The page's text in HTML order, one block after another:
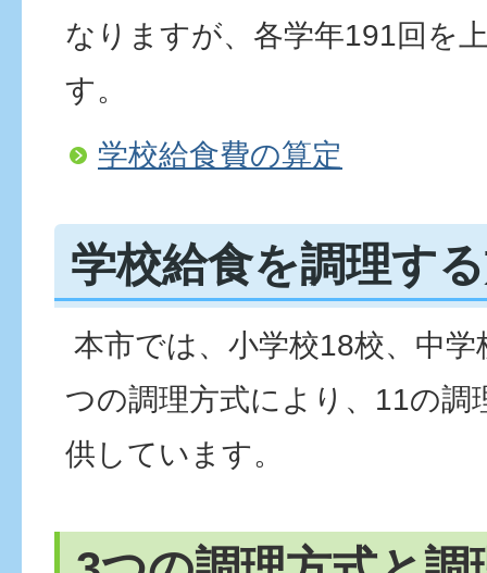
なりますが、各学年191回を
す。
学校給食費の算定
学校給食を調理す
本市では、小学校18校、中
つの調理方式により、11の調
供しています。